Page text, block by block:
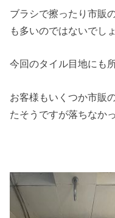
ブラシで擦ったり市販
も多いのではないでし
今回のタイル目地にも
お客様もいくつか市販
たそうですが落ちなか